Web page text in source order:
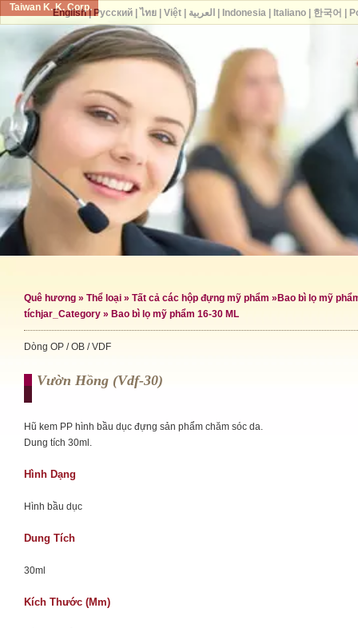
Taiwan K. K. Corp.
Quê hương » Thể loại » Tất cả các hộp đựng mỹ phẩm » Bao bì lọ mỹ
tíchjar_Category » Bao bì lọ mỹ phẩm 16-30 ML
Dòng OP / OB / VDF
Vườn Hồng (vdf-30)
Hũ kem PP hình bầu dục đựng sản phẩm chăm sóc da.
Dung tích 30ml.
Hình Dạng
Hình bầu dục
Dung Tích
30ml
Kích Thước (mm)
English| Русский| ไทย| Việt| العربية Indonesia| Italiano| 한국어